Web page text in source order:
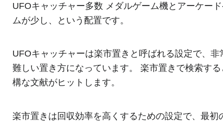
UFOキャッチャー多数 メダルゲーム機とアーケー
ムが少し、という配置です。
UFOキャッチャーは楽市置きと呼ばれる設定で、非
難しい置き方になっています。 楽市置きで検索す
構な文献がヒットします。
楽市置きは回収効率を高くするための設定で、最初